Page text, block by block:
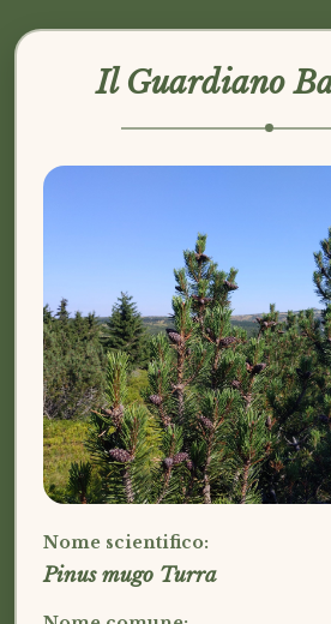
Il Guardiano
Nome scientifico:
Pinus mugo Turra